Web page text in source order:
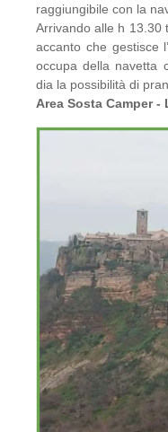
raggiungibile con la
Arrivando alle h 13.30
accanto che gestisce
occupa della navetta
dia la possibilità di
Area Sosta Camper -